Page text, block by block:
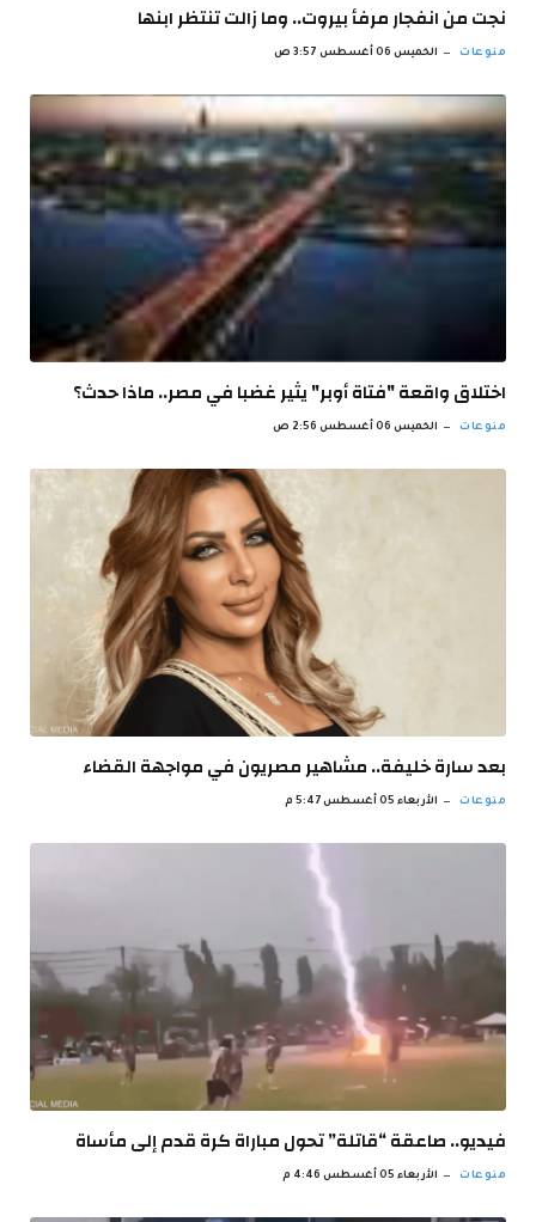
نجت من انفجار مرفأ بيروت.. وما زالت تنتظر ابنها
منوعات الخميس 06 أغسطس 3:57 ص
اختلاق واقعة "فتاة أوبر" يثير غضبا في مصر.. ماذا حدث؟
منوعات الخميس 06 أغسطس 2:56 ص
بعد سارة خليفة.. مشاهير مصريون في مواجهة القضاء
منوعات الأربعاء 05 أغسطس 5:47 م
فيديو.. صاعقة “قاتلة” تحول مباراة كرة قدم إلى مأساة
منوعات الأربعاء 05 أغسطس 4:46 م